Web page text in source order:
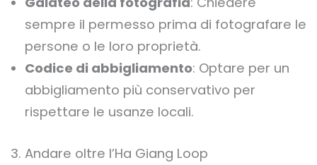
sempre il permesso prima di fotografare le
persone o le loro proprietà.
Codice di abbigliamento: Optare per un
abbigliamento più conservativo per
rispettare le usanze locali.
3. Andare oltre l’Ha Giang Loop